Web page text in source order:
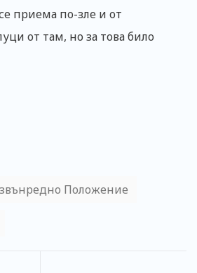
приема по-зле и от
от там, но за това било
Положение